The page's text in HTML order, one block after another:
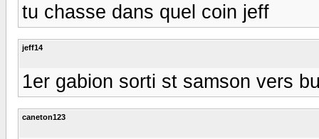
tu chasse dans quel coin jeff
jeff14
1er gabion sorti st samson vers
caneton123